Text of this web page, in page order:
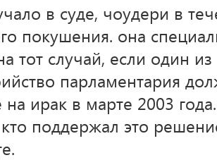
в суде, чоудери в
покушения. она
тот случай, если один
парламентария
на ирак в марте 2003
поддержал это